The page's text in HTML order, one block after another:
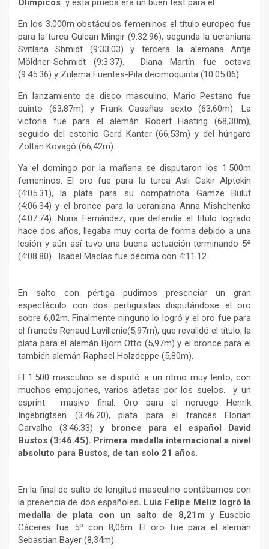
Olímpicos y esta prueba era un buen test para él.
En los 3.000m obstáculos femeninos el título europeo fue
para la turca Gulcan Mingir (9:32.96), segunda la ucraniana
Svitlana Shmidt (9:33.03) y tercera la alemana Antje
Möldner-Schmidt (9:3.37). Diana Martín fue octava
(9:45.36) y Zulema Fuentes-Pila decimoquinta (10:05.06).
En lanzamiento de disco masculino, Mario Pestano fue
quinto (63,87m) y Frank Casañas sexto (63,60m). La
victoria fue para el alemán Robert Hasting (68,30m),
seguido del estonio Gerd Kanter (66,53m) y del húngaro
Zoltán Kovagó (66,42m).
Ya el domingo por la mañana se disputaron los 1.500m
femeninos. El oro fue para la turca Asli Cakir Alptekin
(4:05.31), la plata para su compatriota Gamze Bulut
(4:06.34) y el bronce para la ucraniana Anna Mishchenko
(4:07.74). Nuria Fernández, que defendía el título logrado
hace dos años, llegaba muy corta de forma debido a una
lesión y aún así tuvo una buena actuación terminando 5ª
(4:08.80). Isabel Macías fue décima con 4:11.12.
En salto con pértiga pudimos presenciar un gran
espectáculo con dos pertiguistas disputándose el oro
sobre 6,02m. Finalmente ninguno lo logró y el oro fue para
el francés Renaud Lavillenie(5,97m), que revalidó el título, la
plata para el alemán Bjorn Otto (5,97m) y el bronce para el
también alemán Raphael Holzdeppe (5,80m).
El 1.500 masculino se disputó a un ritmo muy lento, con
muchos empujones, varios atletas por los suelos… y un
esprint masivo final. Oro para el noruego Henrik
Ingebrigtsen (3.46.20), plata para el francés Florian
Carvalho (3:46.33) y bronce para el español David
Bustos (3:46.45). Primera medalla internacional a nivel
absoluto para Bustos, de tan solo 21 años.
En la final de salto de longitud masculino contábamos con
la presencia de dos españoles. Luis Felipe Meliz logró la
medalla de plata con un salto de 8,21m y Eusebio
Cáceres fue 5º con 8,06m. El oro fue para el alemán
Sebastian Bayer (8,34m).